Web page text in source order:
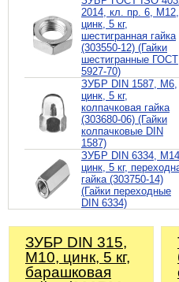
2014, кл. пр. 6, M12,
цинк, 5 кг,
шестигранная гайка
(303550-12) (Гайки
шестигранные ГОСТ
5927-70)
ЗУБР DIN 1587, M6,
цинк, 5 кг,
колпачковая гайка
(303680-06) (Гайки
колпачковые DIN
1587)
ЗУБР DIN 6334, M14,
цинк, 5 кг,
гайка (303750-14)
(Гайки переходные
DIN 6334)
ЗУБР DIN 315,
M10, цинк, 5 кг,
барашковая